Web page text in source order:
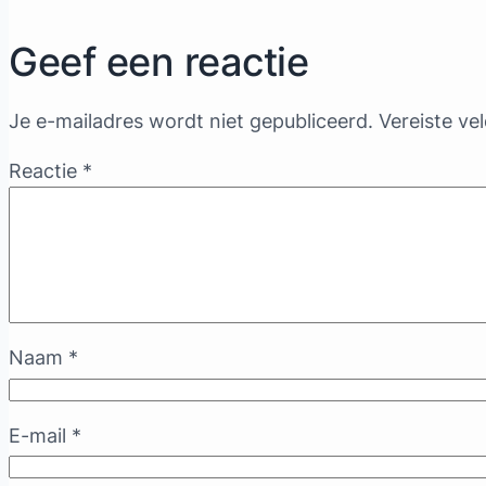
Geef een reactie
Je e-mailadres wordt niet gepubliceerd. Vereiste
Reactie *
Naam *
E-mail *